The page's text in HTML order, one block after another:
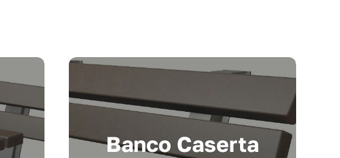
Banco Caserta